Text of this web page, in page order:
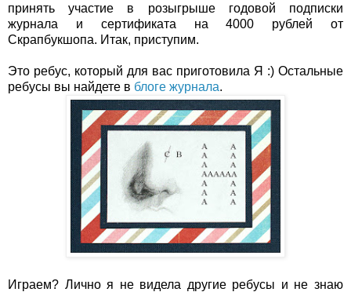
принять участие в розыгрыше годовой подписки
журнала и сертификата на 4000 рублей от
Скрапбукшопа. Итак, приступим.
Это ребус, который для вас приготовила Я :) Остальные
ребусы вы найдете в блоге журнала.
Играем? Лично я не видела другие ребусы и не знаю